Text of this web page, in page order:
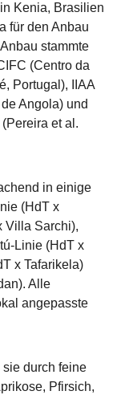
Kenia, Brasilien
für den Anbau
stammte
(Centro da
Portugal), IIAA
Angola) und
et al.
in einige
(HdT x
Villa Sarchi),
Linie (HdT x
x Tafarikela)
Alle
angepasste
sie durch feine
Pfirsich,